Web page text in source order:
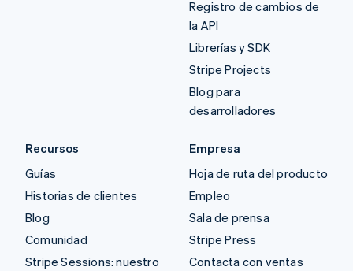
Registro de cambios de
la API
Librerías y SDK
Stripe Projects
Blog para
desarrolladores
Recursos
Guías
Historias de clientes
Blog
Comunidad
Stripe Sessions: nuestro
Empresa
Hoja de ruta del producto
Empleo
Sala de prensa
Stripe Press
Contacta con ventas